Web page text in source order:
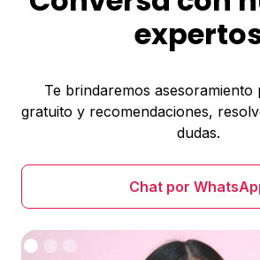
Te brindaremos asesoramiento
gratuito y recomendaciones,
dudas.
Chat por